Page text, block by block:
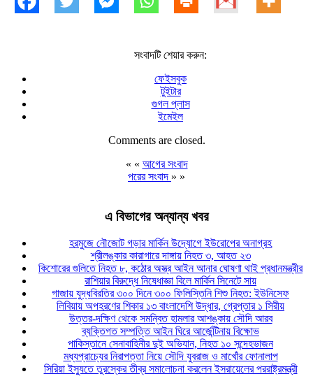
সংবাদটি শেয়ার করুন:
ফেইসবুক
টুইটার
গুগল প্লাস
ইমেইল
Comments are closed.
« « আগের সংবাদ
পরের সংবাদ » »
এ বিভাগের অন্যান্য খবর
হরমুজে নৌজোট গড়ার মার্কিন উদ্যোগে ইউরোপের অনাগ্রহ
শ্রীলঙ্কার কারাগারে দাঙ্গায় নিহত ৩, আহত ২৩
কিশোরের গুলিতে নিহত ৮, কঠোর অস্ত্র আইন আনার ঘোষণা থাই প্রধানমন্ত্রীর
রাশিয়ার বিরুদ্ধে নিষেধাজ্ঞা বিলে মার্কিন সিনেটে সায়
গাজায় যুদ্ধবিরতির ৩০০ দিনে ৩০০ ফিলিস্তিনি শিশু নিহত: ইউনিসেফ
লিবিয়ায় অপহরণের শিকার ১৩ বাংলাদেশি উদ্ধার, গ্রেপ্তার ১ সিরীয়
উত্তর-দক্ষিণ থেকে সমন্বিত হামলার আশঙ্কায় সৌদি আরব
ব্যক্তিগত সম্পত্তি আইন ঘিরে আর্জেন্টিনায় বিক্ষোভ
পাকিস্তানে সেনাবাহিনীর দুই অভিযান, নিহত ১০ সন্দেহভাজন
মধ্যপ্রাচ্যের নিরাপত্তা নিয়ে সৌদি যুবরাজ ও মাখোঁর ফোনালাপ
সিরিয়া ইস্যুতে তুরস্কের তীব্র সমালোচনা করলেন ইসরায়েলের পররাষ্ট্রমন্ত্রী